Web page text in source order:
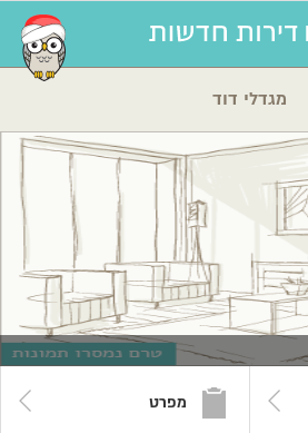
מגדלי דוד
מפרט